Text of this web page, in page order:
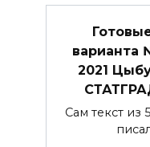
варианта
2021
Сам текст из